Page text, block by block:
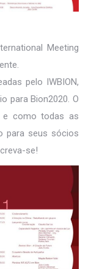
Meeting
pelo IWBION,
para Bion2020. O
e como todas as
para seus sócios
se!